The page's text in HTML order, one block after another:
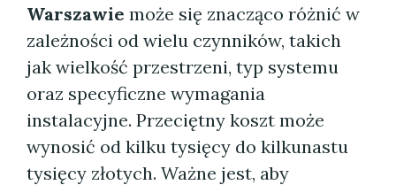
Warszawie może się znacząco różnić w
zależności od wielu czynników, takich
jak wielkość przestrzeni, typ systemu
oraz specyficzne wymagania
instalacyjne. Przeciętny koszt może
wynosić od kilku tysięcy do kilkunastu
tysięcy złotych. Ważne jest, aby